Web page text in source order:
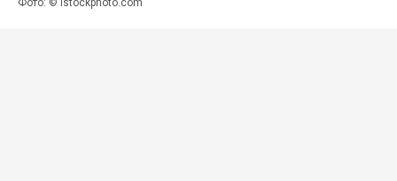
Фото: © istockphoto.com